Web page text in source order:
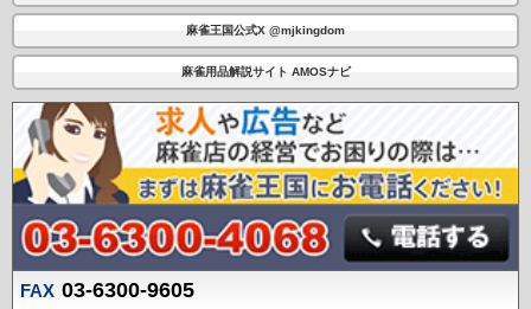
麻雀王国公式X @mjkingdom
麻雀用品解説サイト AMOSナビ
FAX 03-6300-9605